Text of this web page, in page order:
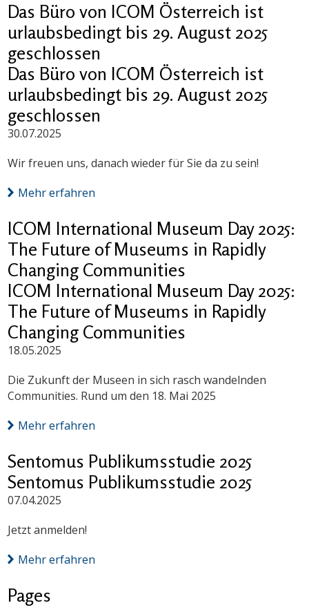
Das Büro von ICOM Österreich ist
urlaubsbedingt bis 29. August 2025
geschlossen
Das Büro von ICOM Österreich ist
urlaubsbedingt bis 29. August 2025
geschlossen
30.07.2025
Wir freuen uns, danach wieder für Sie da zu sein!
Mehr erfahren
ICOM International Museum Day 2025:
The Future of Museums in Rapidly
Changing Communities
ICOM International Museum Day 2025:
The Future of Museums in Rapidly
Changing Communities
18.05.2025
Die Zukunft der Museen in sich rasch wandelnden
Communities. Rund um den 18. Mai 2025
Mehr erfahren
Sentomus Publikumsstudie 2025
Sentomus Publikumsstudie 2025
07.04.2025
Jetzt anmelden!
Mehr erfahren
Pages